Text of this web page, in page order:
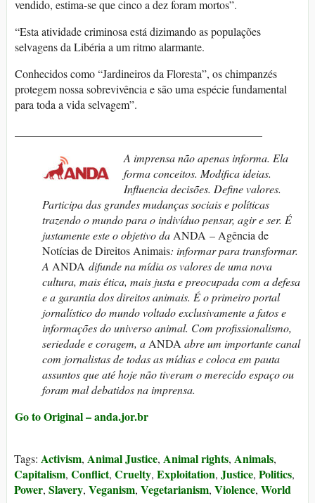
vendido, estima-se que cinco a dez foram mortos”.
“Esta atividade criminosa está dizimando as populações
selvagens da Libéria a um ritmo alarmante.
Conhecidos como “Jardineiros da Floresta”, os chimpanzés
protegem nossa sobrevivência e são uma espécie fundamental
para toda a vida selvagem”.
A imprensa não apenas informa. Ela
forma conceitos. Modifica ideias.
Influencia decisões. Define valores.
Participa das grandes mudanças sociais e políticas
trazendo o mundo para o indivíduo pensar, agir e ser. É
justamente este o objetivo daANDA – Agência de
Notícias de Direitos Animais: informar para transformar.
A ANDA difunde na mídia os valores de uma nova
cultura, mais ética, mais justa e preocupada com a defesa
e a garantia dos direitos animais. É o primeiro portal
jornalístico do mundo voltado exclusivamente a fatos e
informações do universo animal. Com profissionalismo,
seriedade e coragem, aANDA abre um importante canal
com jornalistas de todas as mídias e coloca em pauta
assuntos que até hoje não tiveram o merecido espaço ou
foram mal debatidos na imprensa.
Go to Original – anda.jor.br
Tags: Activism, Animal Justice, Animal rights, Animals,
Capitalism, Conflict, Cruelty, Exploitation, Justice, Politics,
Power, Slavery, Veganism, Vegetarianism, Violence, World